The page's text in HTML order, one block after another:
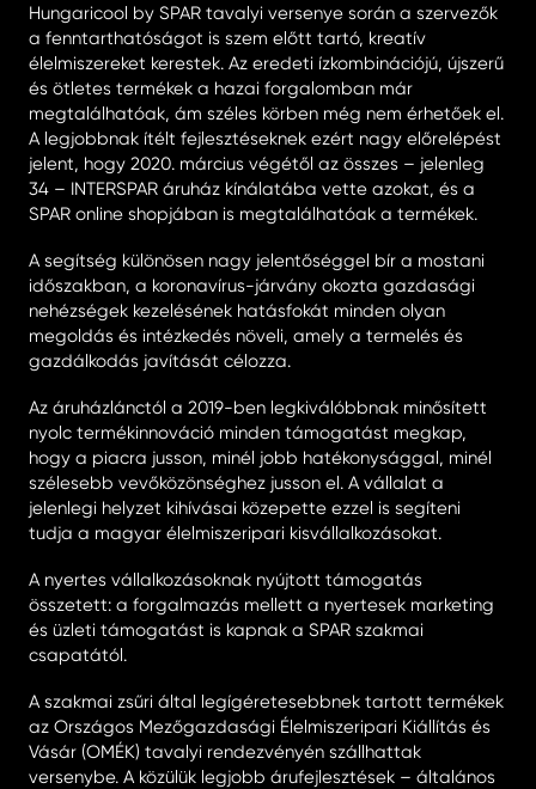
Hungaricool by SPAR tavalyi versenye során a szervezők
a fenntarthatóságot is szem előtt tartó, kreatív
élelmiszereket kerestek. Az eredeti ízkombinációjú, újszerű
és ötletes termékek a hazai forgalomban már
megtalálhatóak, ám széles körben még nem érhetőek el.
A legjobbnak ítélt fejlesztéseknek ezért nagy előrelépést
jelent, hogy 2020. március végétől az összes – jelenleg
34 – INTERSPAR áruház kínálatába vette azokat, és a
SPAR online shopjában is megtalálhatóak a termékek.
A segítség különösen nagy jelentőséggel bír a mostani
időszakban, a koronavírus-járvány okozta gazdasági
nehézségek kezelésének hatásfokát minden olyan
megoldás és intézkedés növeli, amely a termelés és
gazdálkodás javítását célozza.
Az áruházlánctól a 2019-ben legkiválóbbnak minősített
nyolc termékinnováció minden támogatást megkap,
hogy a piacra jusson, minél jobb hatékonysággal, minél
szélesebb vevőközönséghez jusson el. A vállalat a
jelenlegi helyzet kihívásai közepette ezzel is segíteni
tudja a magyar élelmiszeripari kisvállalkozásokat.
A nyertes vállalkozásoknak nyújtott támogatás
összetett: a forgalmazás mellett a nyertesek marketing
és üzleti támogatást is kapnak a SPAR szakmai
csapatától.
A szakmai zsűri által legígéretesebbnek tartott termékek
az Országos Mezőgazdasági Élelmiszeripari Kiállítás és
Vásár (OMÉK) tavalyi rendezvényén szállhattak
versenybe. A közülük legjobb árufejlesztések – általános